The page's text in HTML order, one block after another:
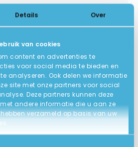
Details Over
van cookies
content en advertenties te
voor social media te bieden en
analyseren. Ook delen we informatie
site met onze partners voor social
Deze partners kunnen deze
andere informatie die u aan ze
verzameld op basis van uw
HDMI, Thunderbolt
Windows 11 Pro 64-bits
QWERTY/US backlit keyboard!
31.5 x 22.4 x 1.9 cm
Nieuw, in open doos!
Fabrieksgarantie tot september
2028!